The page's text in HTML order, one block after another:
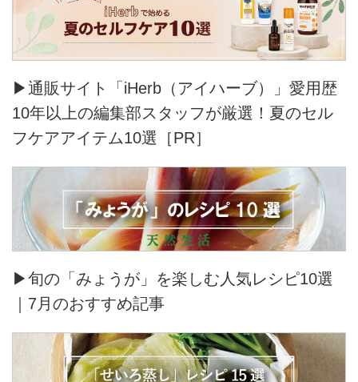
▶通販サイト「iHerb（アイハーブ）」愛用歴
10年以上の編集部スタッフが厳選！夏のセル
フケアアイテム10選［PR］
▶旬の「みょうが」を楽しむ人気レシピ10選
｜7月のおすすめ記事